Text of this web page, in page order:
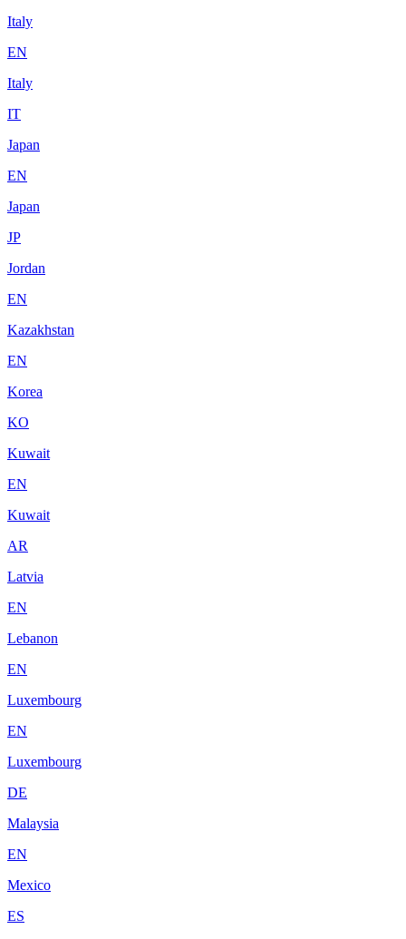
Italy
EN
Italy
IT
Japan
EN
Japan
JP
Jordan
EN
Kazakhstan
EN
Korea
KO
Kuwait
EN
Kuwait
AR
Latvia
EN
Lebanon
EN
Luxembourg
EN
Luxembourg
DE
Malaysia
EN
Mexico
ES